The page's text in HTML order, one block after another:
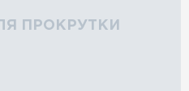
ПРОКРУТКИ